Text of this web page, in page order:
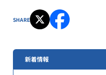
SHARE
新着情報